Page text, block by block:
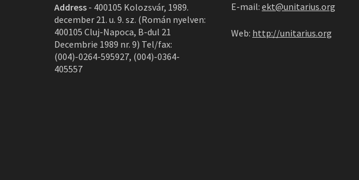
Address - 400105 Kolozsvár, 1989.
december 21. u. 9. sz. (Román nyelven:
400105 Cluj-Napoca, B-dul 21
Decembrie 1989 nr. 9) Tel/fax:
(004)-0264-595927, (004)-0364-
405557
E-mail: ekt@unitarius.org
Web: http://unitarius.org